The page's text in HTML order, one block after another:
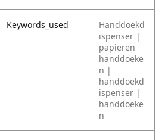
Keywords_used
Handdoekd
ispenser |
papieren
handdoeke
n |
handdoekd
ispenser |
handdoeke
n